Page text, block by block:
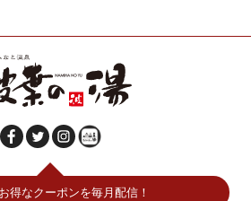
得なクーポンを毎月配信！